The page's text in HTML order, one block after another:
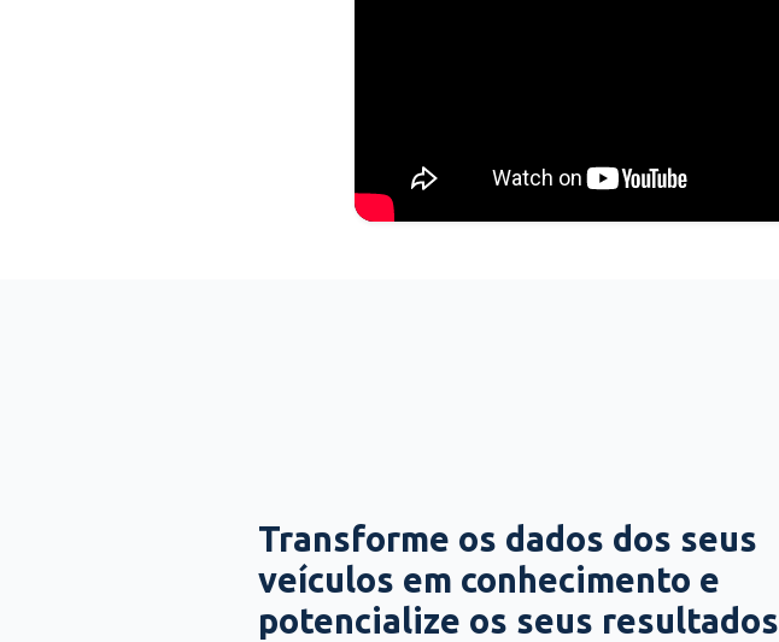
Transforme os dados dos seus
veículos em conhecimento e
potencialize os seus resultados